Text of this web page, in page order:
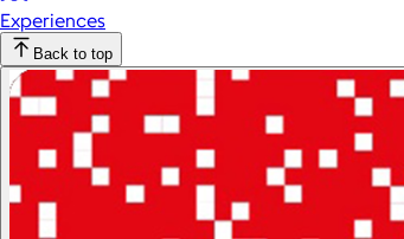
Experiences
Back to top